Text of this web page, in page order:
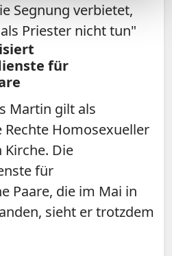
Segnung verbietet,
Priester nicht tun"
für
Martin gilt als
Homosexueller
Die
für
Paare, die im Mai in
sieht er trotzdem